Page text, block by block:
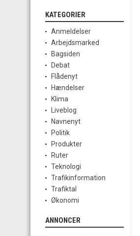
KATEGORIER
Anmeldelser
Arbejdsmarked
Bagsiden
Debat
Flådenyt
Hændelser
Klima
Liveblog
Navnenyt
Politik
Produkter
Ruter
Teknologi
Trafikinformation
Trafiktal
Økonomi
ANNONCER